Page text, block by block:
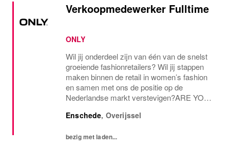
Verkoopmedewerker Fulltime
ONLY
Wil jij onderdeel zijn van één van de snelst
groeiende fashionretailers? Wil jij stappen
maken binnen de retail in women’s fashion
en samen met ons de positie op de
Nederlandse markt verstevigen?ARE YOU
Store in Enschede zijn we op zoek naar een
Enschede, Overijssel
bezig met laden...